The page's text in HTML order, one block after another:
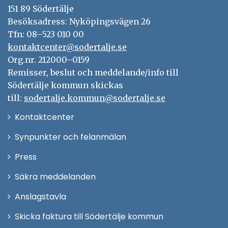
151 89 Södertälje
Besöksadress: Nyköpingsvägen 26
Tfn: 08–523 010 00
kontaktcenter@sodertalje.se
Org.nr. 212000–0159
Remisser, beslut och meddelande/info till
Södertälje kommun skickas
till: sodertalje.kommun@sodertalje.se
KontaktcenterÖppna
Synpunkter och felanmälan
Press
fönster
Säkra meddelanden
Anslagstavla
Skicka faktura till Södertälje kommun